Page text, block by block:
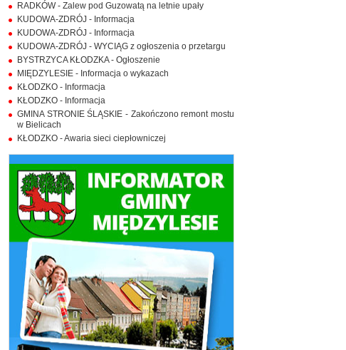
RADKÓW - Zalew pod Guzowatą na letnie upały
KUDOWA-ZDRÓJ - Informacja
KUDOWA-ZDRÓJ - Informacja
KUDOWA-ZDRÓJ - WYCIĄG z ogłoszenia o przetargu
BYSTRZYCA KŁODZKA - Ogłoszenie
MIĘDZYLESIE - Informacja o wykazach
KŁODZKO - Informacja
KŁODZKO - Informacja
GMINA STRONIE ŚLĄSKIE - Zakończono remont mostu
w Bielicach
KŁODZKO - Awaria sieci ciepłowniczej